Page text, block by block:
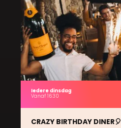
Iedere dinsdag
Vanaf 16:30
CRAZY BIRTHDAY DINER🎈